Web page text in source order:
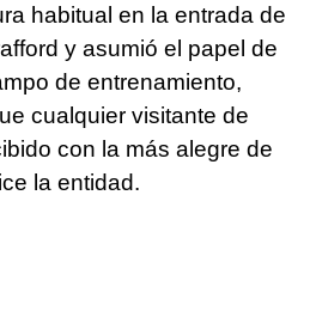
habitual en la entrada de
y asumió el papel de
de entrenamiento,
cualquier visitante de
con la más alegre de
la entidad.